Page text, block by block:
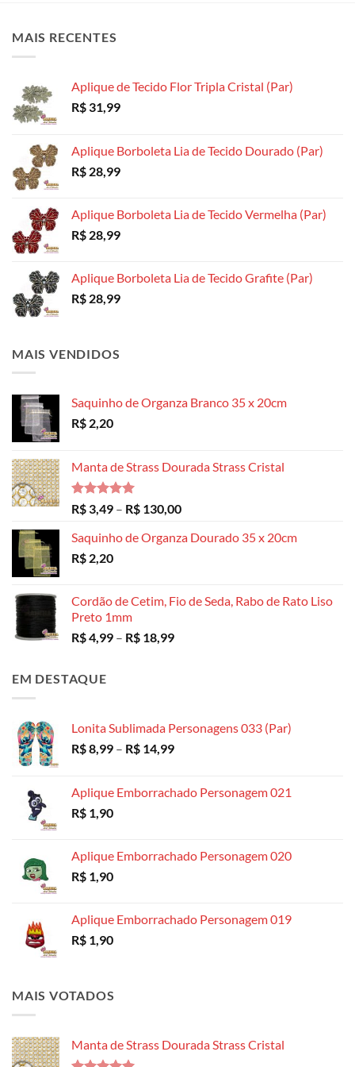
podem
na
página
na
na
MAIS RECENTES
Aplique de Tecido Flor Tripla Cristal (Par)
R$ 31,99
Aplique Borboleta Lia de Tecido Dourado (Par)
R$ 28,99
Aplique Borboleta Lia de Tecido Vermelha (Par)
R$ 28,99
Aplique Borboleta Lia de Tecido Grafite (Par)
R$ 28,99
MAIS VENDIDOS
Saquinho de Organza Branco 35 x 20cm
R$ 2,20
Manta de Strass Dourada Strass Cristal
Avaliação
5.00
de 5
R$ 3,49 – R$ 130,00Faixa
preço:
Saquinho de Organza Dourado 35 x 20cm
R$ 2,20
Cordão de Cetim, Fio de Seda, Rabo de Rato Liso
Preto 1mm
R$4,99 – R$ 18,99Faixa
EM DESTAQUE
Lonita Sublimada Personagens 033 (Par)
R$8,99 – R$ 14,99Faixa
R$ 8,99
Aplique Emborrachado Personagem 021
R$ 1,90
Aplique Emborrachado Personagem 020
R$ 1,90
Aplique Emborrachado Personagem 019
R$ 1,90
MAIS VOTADOS
Manta de Strass Dourada Strass Cristal